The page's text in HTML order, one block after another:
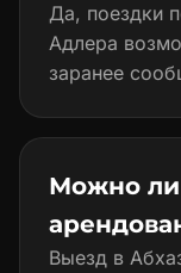
Да, поездки
Адлера
заранее
Можно ли
Выезд в